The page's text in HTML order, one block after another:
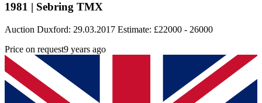
1981 | Sebring TMX
Auction Duxford: 29.03.2017 Estimate: £22000 - 26000
Price on request9 years ago